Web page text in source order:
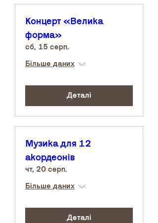
Концерт «Велика
форма»
сб, 15 серп.
Більше даних
Деталі
Музика для 12
акордеонів
чт, 20 серп.
Більше даних
Деталі